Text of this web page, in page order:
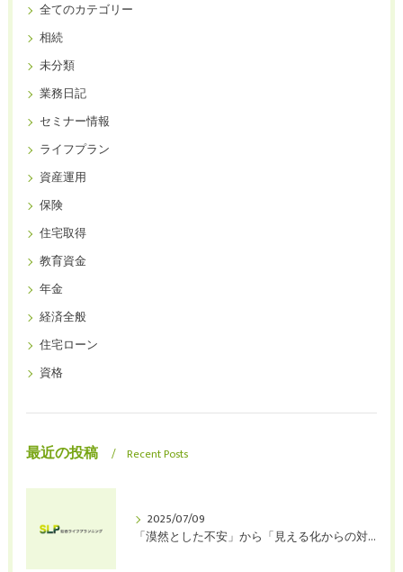
全てのカテゴリー
相続
未分類
業務日記
セミナー情報
ライフプラン
資産運用
保険
住宅取得
教育資金
年金
経済全般
住宅ローン
資格
最近の投稿 Recent Posts
2025/07/09
「漠然とした不安」から「見える化からの対策」へ